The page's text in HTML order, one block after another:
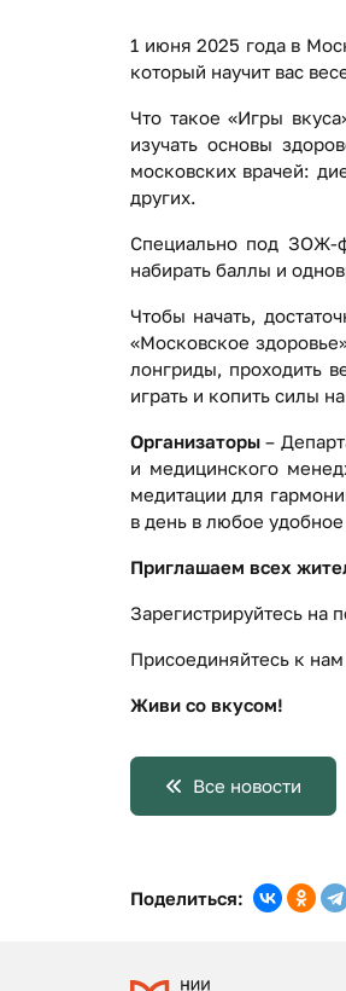
1 июня 2025 года в
который научит вас
Что такое «Игры
изучать основы
московских врачей:
других.
Специально под ЗОЖ-
набирать баллы и
Чтобы начать,
«Московское
лонгриды, проходить
играть и копить силы
Организаторы –
и медицинского
медитации для
в день в любое
Приглашаем всех
Зарегистрируйтесь на
Присоединяйтесь к нам
Живи со вкусом!
Все новости
Поделиться: